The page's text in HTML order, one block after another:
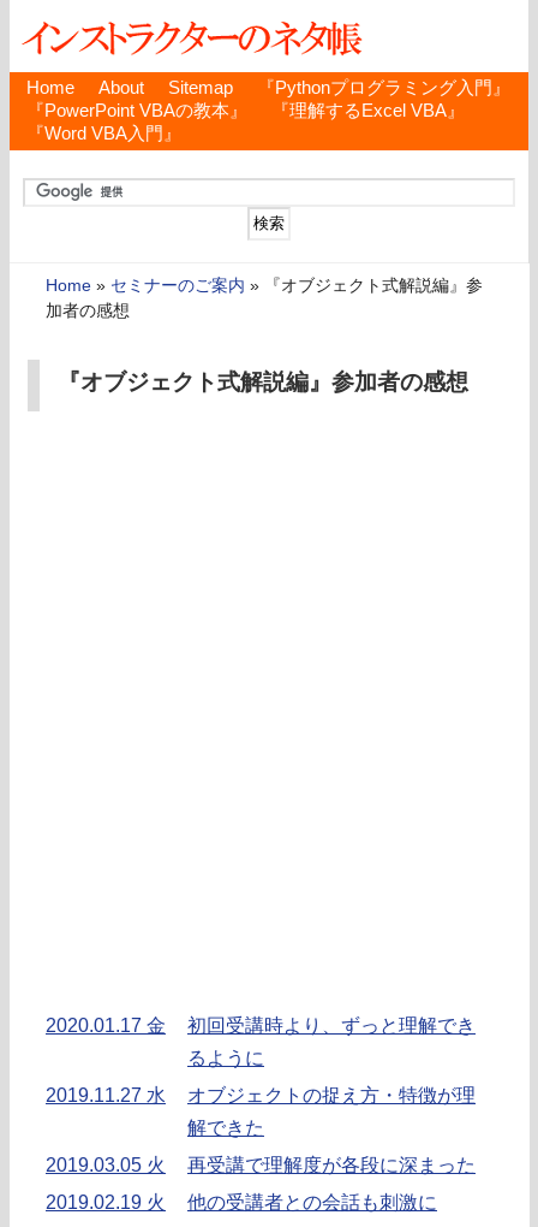
Home About Sitemap
『Pythonプログラミング入門』
『PowerPoint VBAの教本』
『理解するExcel VBA』
『Word VBA入門』
Home » セミナーのご案内 »
『オブジェクト式解説編』参
加者の感想
『オブジェクト式解説編』参加者の感想
2020.01.17 金
初回受講時より、ずっと理解でき
るように
2019.11.27 水
オブジェクトの捉え方・特徴が理
解できた
2019.03.05 火
再受講で理解度が各段に深まった
2019.02.19 火
他の受講者との会話も刺激に